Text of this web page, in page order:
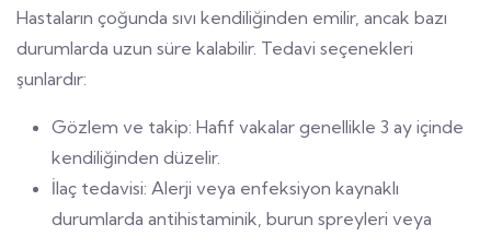
Hastaların çoğunda sıvı kendiliğinden emilir, ancak bazı
durumlarda uzun süre kalabilir. Tedavi seçenekleri
şunlardır:
Gözlem ve takip: Hafif vakalar genellikle 3 ay içinde
kendiliğinden düzelir.
İlaç tedavisi: Alerji veya enfeksiyon kaynaklı
durumlarda antihistaminik, burun spreyleri veya